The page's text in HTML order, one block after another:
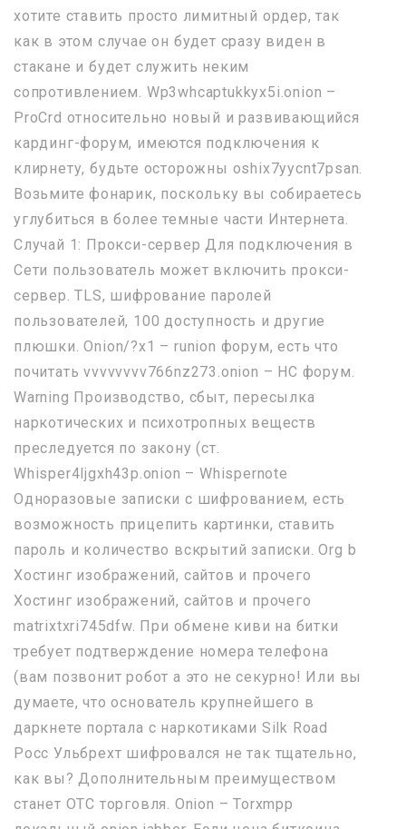
хотите ставить просто лимитный ордер, так
как в этом случае он будет сразу виден в
стакане и будет служить неким
сопротивлением. Wp3whcaptukkyx5i.onion –
ProCrd относительно новый и развивающийся
кардинг-форум, имеются подключения к
клирнету, будьте осторожны oshix7yycnt7psan.
Возьмите фонарик, поскольку вы собираетесь
углубиться в более темные части Интернета.
Случай 1: Прокси-сервер Для подключения в
Сети пользователь может включить прокси-
сервер. TLS, шифрование паролей
пользователей, 100 доступность и другие
плюшки. Onion/?x1 – runion форум, есть что
почитать vvvvvvvv766nz273.onion – НС форум.
Warning Производство, сбыт, пересылка
наркотических и психотропных веществ
преследуется по закону (ст.
Whisper4ljgxh43p.onion – Whispernote
Одноразовые записки с шифрованием, есть
возможность прицепить картинки, ставить
пароль и количество вскрытий записки. Org b
Хостинг изображений, сайтов и прочего
Хостинг изображений, сайтов и прочего
matrixtxri745dfw. При обмене киви на битки
требует подтверждение номера телефона
(вам позвонит робот а это не секурно! Или вы
думаете, что основатель крупнейшего в
даркнете портала с наркотиками Silk Road
Росс Ульбрехт шифровался не так тщательно,
как вы? Дополнительным преимуществом
станет OTC торговля. Onion – Torxmpp